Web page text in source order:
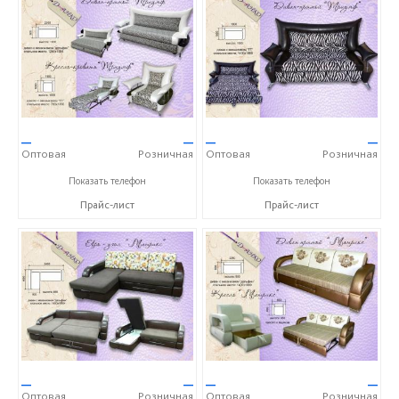
—
Оптовая
—
Розничная
+7 (8422) 22-90-20
Показать телефон
Прайс-лист
—
Оптовая
—
Розничная
+7 (8422) 22-90-20
Показать телефон
Прайс-лист
—
Оптовая
—
Розничная
—
Оптовая
—
Розничная